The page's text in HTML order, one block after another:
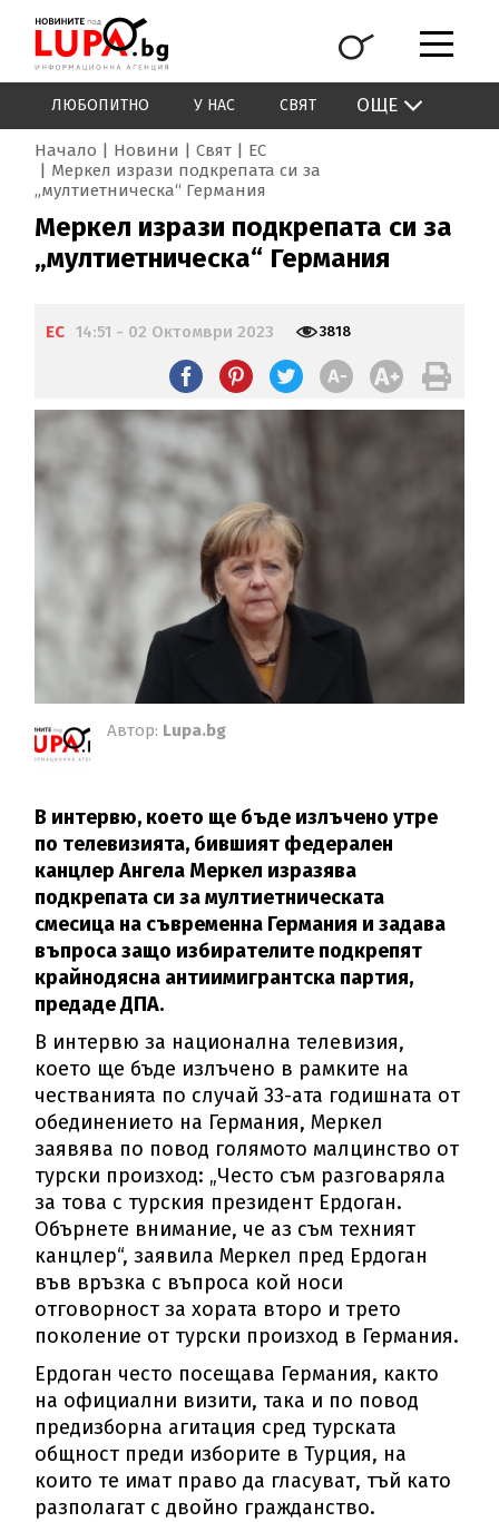
ЛЮБОПИТНО У НАС СВЯТ ОЩЕ
Начало Новини Свят
ЕС
Меркел изрази подкрепата си за
„мултиетническа“ Германия
Меркел изрази подкрепата си за
„мултиетническа“ Германия
ЕС 14:51 - 02 Октомври 2023 3818
Автор: Lupa.bg
В интервю, което ще бъде излъчено утре
по телевизията, бившият федерален
канцлер Ангела Меркел изразява
подкрепата си за мултиетническата
смесица на съвременна Германия и задава
въпроса защо избирателите подкрепят
крайнодясна антиимигрантска партия,
предаде ДПА.
В интервю за национална телевизия,
което ще бъде излъчено в рамките на
честванията по случай 33-ата годишната от
обединението на Германия, Меркел
заявява по повод голямото малцинство от
турски произход: „Често съм разговаряла
за това с турския президент Ердоган.
Обърнете внимание, че аз съм техният
канцлер“, заявила Меркел пред Ердоган
във връзка с въпроса кой носи
отговорност за хората второ и трето
поколение от турски произход в Германия.
Ердоган често посещава Германия, както
на официални визити, така и по повод
предизборна агитация сред турската
общност преди изборите в Турция, на
които те имат право да гласуват, тъй като
разполагат с двойно гражданство.